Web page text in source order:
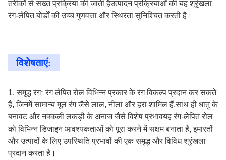
तरीकों से सख्त प्रक्रिया की जाती हैउत्पादन प्रक्रियाओं की यह श्रृंखला
रंग-लेपित बोर्डों की उच्च गुणवत्ता और स्थिरता सुनिश्चित करती है।
विशेषताएं:
1. समृद्ध रंगः रंग लेपित रोल विभिन्न प्रकार के रंग विकल्प प्रदान कर सकते
हैं, जिनमें सामान्य मूल रंग जैसे लाल, नीला और हरा शामिल हैं,साथ ही धातु के
बनावट और नक्कली लकड़ी के अनाज जैसे विशेष प्रभावयह रंग-लेपित रोल
को विभिन्न डिजाइन आवश्यकताओं को पूरा करने में सक्षम बनाता है, इमारतों
और उत्पादों के लिए उपस्थिति प्रभावों की एक समृद्ध और विविध श्रृंखला
प्रदान करता है।